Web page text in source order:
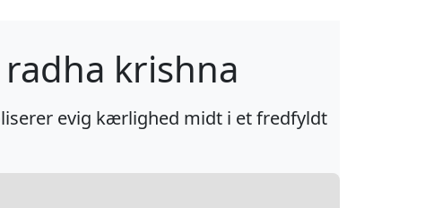
krishna
evig kærlighed midt i et fredfyldt